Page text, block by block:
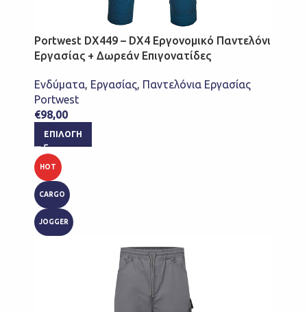
Portwest DX449 – DX4 Εργονομικό Παντελόνι
Εργασίας + Δωρεάν Επιγονατίδες
Ενδύματα, Εργασίας, Παντελόνια Εργασίας
Portwest
€98,00
ΕΠΙΛΟΓΉ
HOT
CARGO
JOGGER